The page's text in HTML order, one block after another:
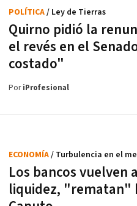
Quirno pidió la
el revés en el
costado"
POLÍTICA/ Ley de Tierras
PoriProfesional
Los bancos
liquidez, "rematan"
ECONOMÍA/ Turbulencia en el